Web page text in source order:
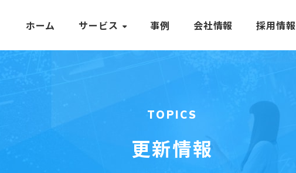
ホーム サービス 事例 会社情報 採用情報
TOPICS
更新情報